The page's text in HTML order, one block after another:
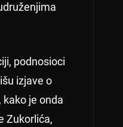
podnosioci
izjave o
je onda
Zukorlića,